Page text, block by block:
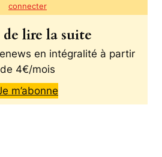
connecter
lire la suite
en intégralité à partir
de 4€/mois
m’abonne